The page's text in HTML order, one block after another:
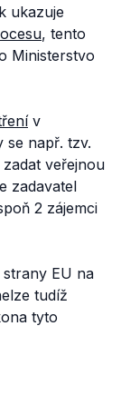
ukazuje
, tento
Ministerstvo
v
se např. tzv.
veřejnou
zadavatel
2 zájemci
EU na
tudíž
tyto